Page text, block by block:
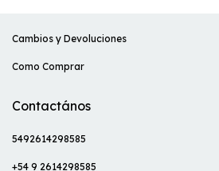
Cambios y Devoluciones
Como Comprar
Contactános
5492614298585
+54 9 2614298585